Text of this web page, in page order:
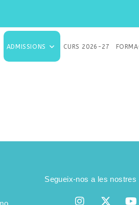
ADMISSIONS CURS 2026-27
Segueix-nos a les